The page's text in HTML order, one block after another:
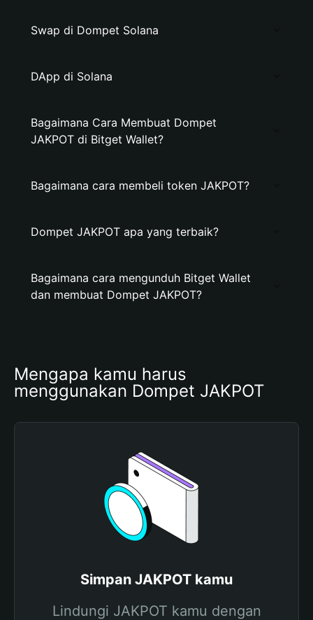
Swap di Dompet Solana
DApp di Solana
Bagaimana Cara Membuat Dompet
JAKPOT di Bitget Wallet?
Bagaimana cara membeli token JAKPOT?
Dompet JAKPOT apa yang terbaik?
Bagaimana cara mengunduh Bitget Wallet
dan membuat Dompet JAKPOT?
Mengapa kamu harus
menggunakan Dompet JAKPOT
Simpan JAKPOT kamu
Lindungi JAKPOT kamu dengan